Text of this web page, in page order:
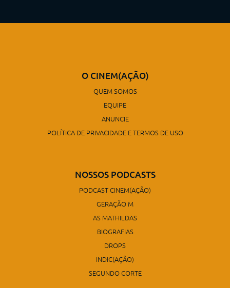
O CINEM(AÇÃO)
QUEM SOMOS
EQUIPE
ANUNCIE
POLÍTICA DE PRIVACIDADE E TERMOS DE USO
NOSSOS PODCASTS
PODCAST CINEM(AÇÃO)
GERAÇÃO M
AS MATHILDAS
BIOGRAFIAS
DROPS
INDIC(AÇÃO)
SEGUNDO CORTE